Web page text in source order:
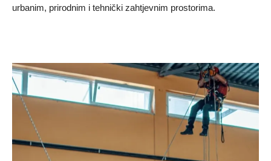
urbanim, prirodnim i tehnički zahtjevnim prostorima.